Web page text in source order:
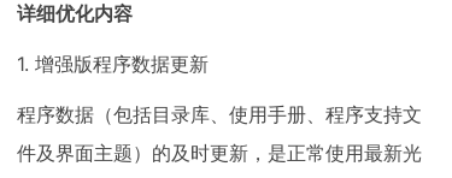
详细优化内容
1. 增强版程序数据更新
程序数据（包括目录库、使用手册、程序支持文
件及界面主题）的及时更新，是正常使用最新光